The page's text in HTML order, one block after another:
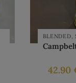
BLENDED
42.90